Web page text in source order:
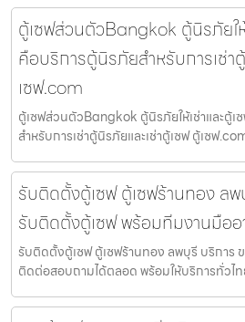
ตู้เซฟส่วนตัวBangkok ตู้นิรภัยให้
คือบริการตู้นิรภัยสำหรับการเช่า
เซฟ.com
ตู้เซฟส่วนตัวBangkok ตู้นิรภัยให้เช่าและตู้เ
สำหรับการเช่าตู้นิรภัยและเช่าตู้เซฟ ตู้เซฟ
รับติดตั้งตู้เซฟ ตู้เซฟร้านทอง ล
รับติดตั้งตู้เซฟ พร้อมทีมงานมืออ
รับติดตั้งตู้เซฟ ตู้เซฟร้านทอง ลพบุรี บริการ
ติดต่อสอบถามได้ตลอด พร้อมให้บริการทั่วไ